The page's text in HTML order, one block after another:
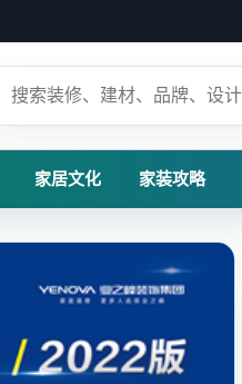
家居文化 家装攻略